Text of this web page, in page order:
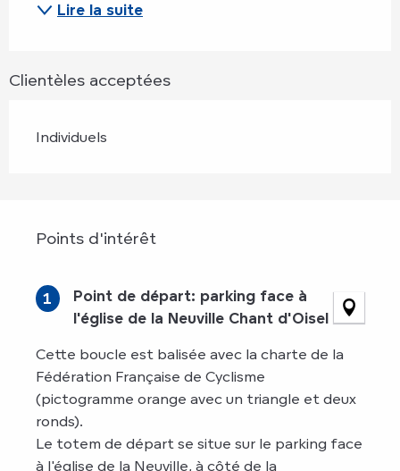
Lire la suite
Clientèles acceptées
Individuels
Points d'intérêt
1
Point de départ: parking face à
l'église de la Neuville Chant d'Oisel
Cette boucle est balisée avec la charte de la
Fédération Française de Cyclisme
(pictogramme orange avec un triangle et deux
ronds).
Le totem de départ se situe sur le parking face
à l'église de la Neuville, à côté de la